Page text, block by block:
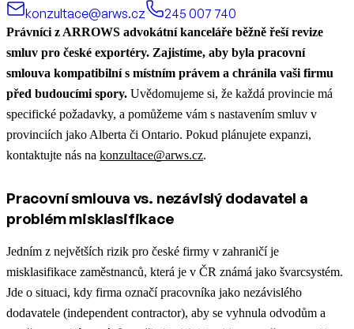
konzultace@arws.cz
245 007 740
Právníci z ARROWS advokátní kanceláře běžně řeší revize
smluv pro české exportéry. Zajistíme, aby byla pracovní
smlouva kompatibilní s místním právem a chránila vaši firmu
před budoucími spory. Uvědomujeme si, že každá provincie má
specifické požadavky, a pomůžeme vám s nastavením smluv v
provinciích jako Alberta či Ontario. Pokud plánujete expanzi,
kontaktujte nás na konzultace@arws.cz.
Pracovní smlouva vs. nezávislý dodavatel a
problém misklasifikace
Jedním z největších rizik pro české firmy v zahraničí je
misklasifikace zaměstnanců, která je v ČR známá jako švarcsystém.
Jde o situaci, kdy firma označí pracovníka jako nezávislého
dodavatele (independent contractor), aby se vyhnula odvodům a